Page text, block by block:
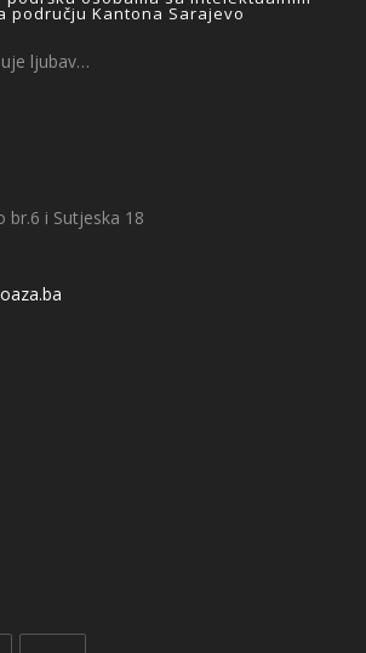
području Kantona Sarajevo
ljubav…
br.6 i Sutjeska 18